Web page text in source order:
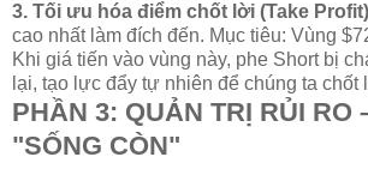
3. Tối ưu hóa điểm chốt lời (Take
cao nhất làm đích đến. Mục tiêu: Vùng
Khi giá tiến vào vùng này, phe Short bị
lại, tạo lực đẩy tự nhiên để chúng ta chốt
PHẦN 3: QUẢN TRỊ RỦI RO
"SỐNG CÒN"